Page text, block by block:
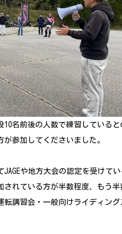
10名前後の人数で練習している
参加してくださいました。
や地方大会の認定を受けて
されている方が半数程度、もう
転講習会・一般向けライディン